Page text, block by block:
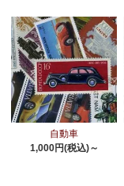
自動車
1,000円(税込)～